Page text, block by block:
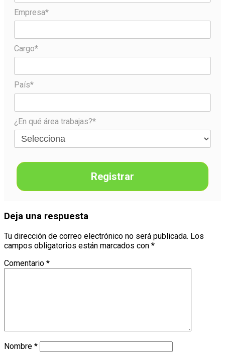
Empresa*
Cargo*
País*
¿En qué área trabajas?*
Registrar
Deja una respuesta
Tu dirección de correo electrónico no será publicada. Los
campos obligatorios están marcados con *
Comentario *
Nombre *